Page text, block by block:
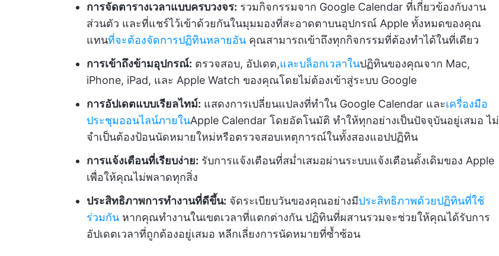
การจัดตารางเวลาแบบครบวงจร: รวมกิจกรรมจาก Google Calendar ที่เกี่ยวข้องกับงาน
ส่วนตัว และที่แชร์ไว้เข้าด้วยกันในมุมมองที่สะอาดตาบนอุปกรณ์ Apple ทั้งหมดของคุณ
แทนที่จะต้องจัดการปฏิทินหลายอัน คุณสามารถเข้าถึงทุกกิจกรรมที่ต้องทำได้ในที่เดียว
การเข้าถึงข้ามอุปกรณ์: ตรวจสอบ, อัปเดต,และบล็อกเวลาในปฏิทินของคุณจาก Mac,
iPhone, iPad, และ Apple Watch ของคุณโดยไม่ต้องเข้าสู่ระบบ Google
การอัปเดตแบบเรียลไทม์: แสดงการเปลี่ยนแปลงที่ทำใน Google Calendar และเครื่องมือ
ประชุมออนไลน์ภายในApple Calendar โดยอัตโนมัติ ทำให้ทุกอย่างเป็นปัจจุบันอยู่เสมอ ไม่
จำเป็นต้องป้อนนัดหมายใหม่หรือตรวจสอบเหตุการณ์ในทั้งสองแอปปฏิทิน
การแจ้งเตือนที่เรียบง่าย: รับการแจ้งเตือนที่สม่ำเสมอผ่านระบบแจ้งเตือนดั้งเดิมของ Apple
เพื่อให้คุณไม่พลาดทุกสิ่ง
ประสิทธิภาพการทำงานที่ดีขึ้น: จัดระเบียบวันของคุณอย่างมีประสิทธิภาพด้วยปฏิทินที่ใช้
ร่วมกัน หากคุณทำงานในเขตเวลาที่แตกต่างกัน ปฏิทินที่ผสานรวมจะช่วยให้คุณได้รับการ
อัปเดตเวลาที่ถูกต้องอยู่เสมอ หลีกเลี่ยงการนัดหมายที่ซ้ำซ้อน